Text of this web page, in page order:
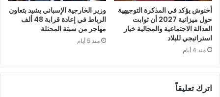
أخنوش يؤكد في المذكرة التوجيهية
حول ميزانية 2027 أن ثوابت
العدالة الاجتماعية والمجالية خيار
استراتيجي للبلاد
منذ 4 أيام
وزير الخارجية الإسباني يشيد بتعاون
الرباط في إعادة قرابة 48 ألف
مهاجر من سبتة المحتلة
منذ 5 أيام
اترك تعليقاً